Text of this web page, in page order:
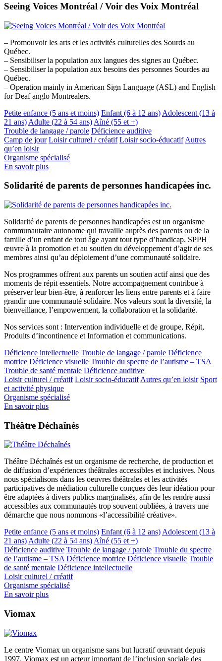
Seeing Voices Montréal / Voir des Voix Montréal
– Promouvoir les arts et les activités culturelles des Sourds au
Québec.
– Sensibiliser la population aux langues des signes au Québec.
– Sensibiliser la population aux besoins des personnes Sourdes au
Québec.
– Operation mainly in American Sign Language (ASL) and English
for Deaf anglo Montrealers.
Petite enfance (5 ans et moins) Enfant (6 à 12 ans) Adolescent (13 à
21 ans) Adulte (22 à 54 ans) Aîné (55 et +)
Trouble de langage / parole Déficience auditive
Camp de jour Loisir culturel / créatif Loisir socio-éducatif Autres
qu’en loisir
Organisme spécialisé
En savoir plus
Solidarité de parents de personnes handicapées inc.
Solidarité de parents de personnes handicapées est un organisme
communautaire autonome qui travaille auprès des parents ou de la
famille d’un enfant de tout âge ayant tout type d’handicap. SPPH
œuvre à la promotion et au soutien du développement d’agir de ses
membres ainsi qu’au déploiement d’une communauté solidaire.
Nos programmes offrent aux parents un soutien actif ainsi que des
moments de répit essentiels. Notre accompagnement contribue à
préserver leur bien-être, à renforcer les liens entre parents et à faire
grandir une communauté solidaire. Nos valeurs sont la diversité, la
bienveillance, l’empowerment, la collaboration et la solidarité.
Nos services sont : Intervention individuelle et de groupe, Répit,
Produits d’incontinence et Information et communications.
Déficience intellectuelle Trouble de langage / parole Déficience
motrice Déficience visuelle Trouble du spectre de l’autisme – TSA
Trouble de santé mentale Déficience auditive
Loisir culturel / créatif Loisir socio-éducatif Autres qu’en loisir Sport
et activité physique
Organisme spécialisé
En savoir plus
Théâtre Déchaînés
Théâtre Déchaînés est un organisme de recherche, de production et
de diffusion d’expériences théâtrales accessibles et inclusives. Nous
nous spécialisons dans les oeuvres théâtrales et les activités
participatives de médiation culturelle conçues dès leur idéation pour
être adaptées à divers publics marginalisés, afin de les rendre aussi
accessibles aux communautés trop souvent oubliées, à travers une
démarche que nous nommons «l’accessibilité créative».
Petite enfance (5 ans et moins) Enfant (6 à 12 ans) Adolescent (13 à
21 ans) Adulte (22 à 54 ans) Aîné (55 et +)
Déficience auditive Trouble de langage / parole Trouble du spectre
de l’autisme – TSA Déficience motrice Déficience visuelle Trouble
de santé mentale Déficience intellectuelle
Loisir culturel / créatif
Organisme spécialisé
En savoir plus
Viomax
Le centre Viomax un organisme sans but lucratif œuvrant depuis
1997. Viomax est un acteur important de l’inclusion sociale des